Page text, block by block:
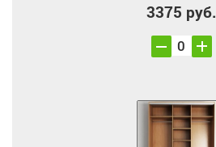
3375 руб.